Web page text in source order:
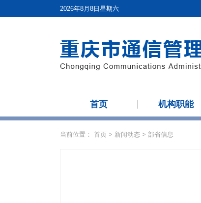
2026年8月8日星期六
首页 机构职能
当前位置： 首页 > 新闻动态 > 部省信息